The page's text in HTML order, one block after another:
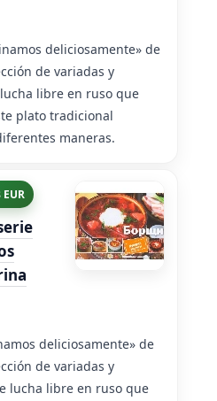
deliciosamente» de
de variadas y
libre en ruso que
plato tradicional
maneras.
deliciosamente» de
de variadas y
lucha libre en ruso que